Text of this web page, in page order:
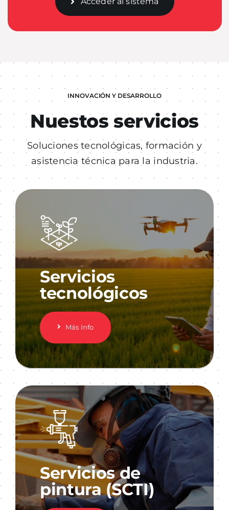
INNOVACIÓN Y DESARROLLO
Nuestos servicios
Soluciones tecnológicas, formación y
asistencia técnica para la industria.
Servicios
tecnológicos
Más Info
Servicios de
pintura (SCTI)